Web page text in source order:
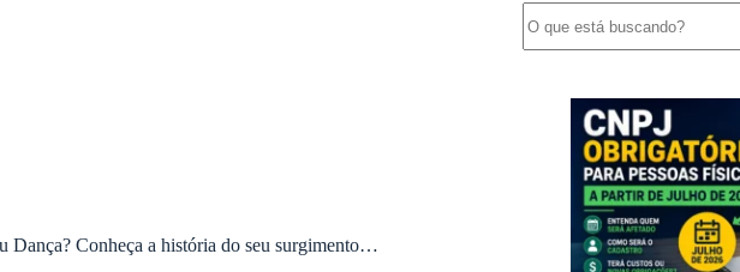
Dança? Conheça a história do seu surgimento…